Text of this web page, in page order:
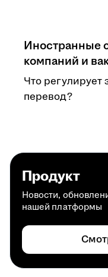
Иностранные
компаний и
Что регулирует
перевод?
Продукт
Новости,
нашей платформы